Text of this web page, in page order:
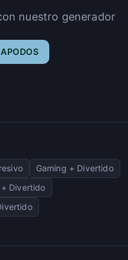
nuestro generador
Gaming + Divertido
Divertido